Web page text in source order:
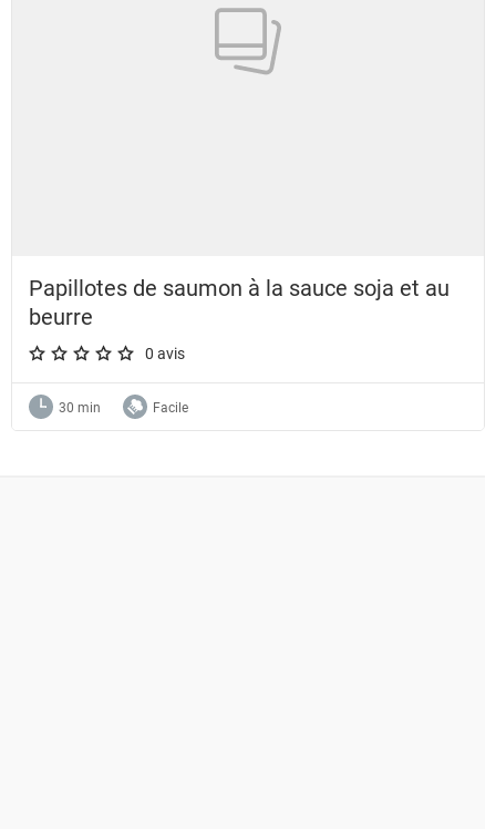
Papillotes de saumon à la sauce soja et au
beurre
A star rating of 0 out of 5.
0 avis
30 min Facile